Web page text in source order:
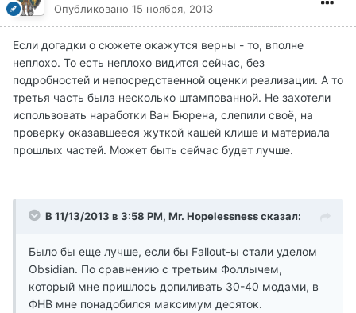
Опубликовано 15 ноября, 2013
Если догадки о сюжете окажутся верны - то, вполне
неплохо. То есть неплохо видится сейчас, без
подробностей и непосредственной оценки реализации. А то
третья часть была несколько штампованной. Не захотели
использовать наработки Ван Бюрена, слепили своё, на
проверку оказавшееся жуткой кашей клише и материала
прошлых частей. Может быть сейчас будет лучше.
В 11/13/2013 в 3:58 PM, Mr. Hopelessness сказал:
Было бы еще лучше, если бы Fallout-ы стали уделом
Obsidian. По сравнению с третьим Фоллычем,
который мне пришлось допиливать 30-40 модами, в
ФНВ мне понадобился максимум десяток.